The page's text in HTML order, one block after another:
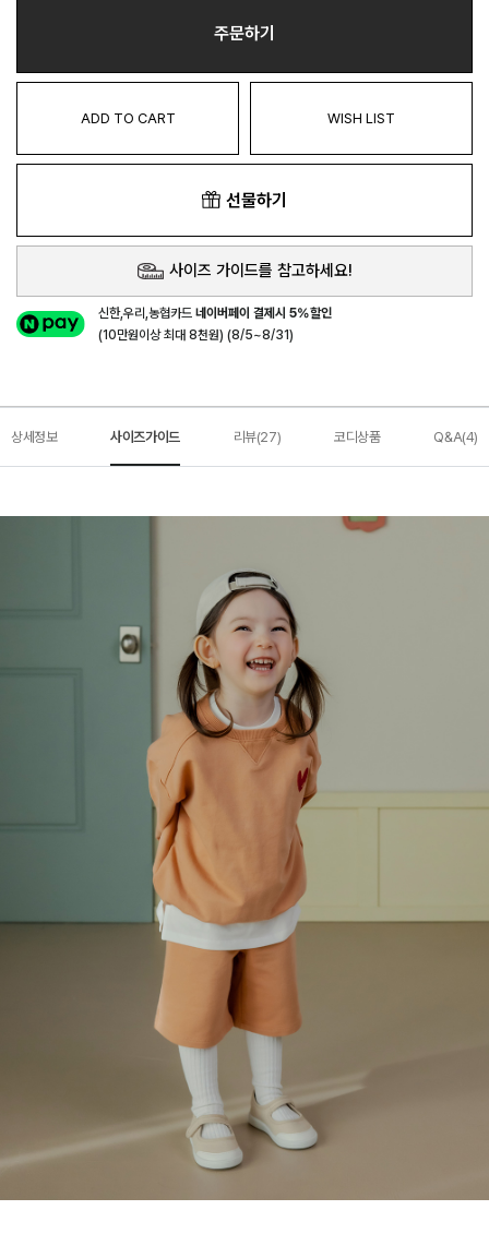
주문하기
ADD TO CART WISH LIST
선물하기
사이즈 가이드를 참고하세요!
신한,우리,농협카드네이버페이 결제시 5%할인
(10만원이상 최대 8천원) (8/5~8/31)
상세정보 사이즈가이드 리뷰(27) 코디상품 Q&A(4)